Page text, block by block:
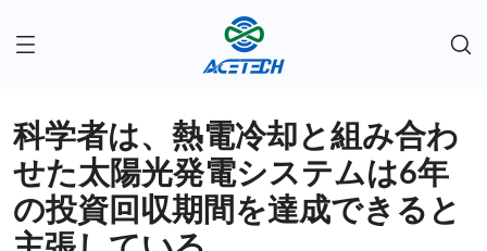
科学者は、熱電冷却と組み合わ
せた太陽光発電システムは6年
の投資回収期間を達成できると